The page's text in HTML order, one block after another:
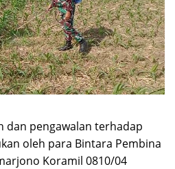
dan pengawalan terhadap
oleh para Bintara Pembina
Koramil 0810/04